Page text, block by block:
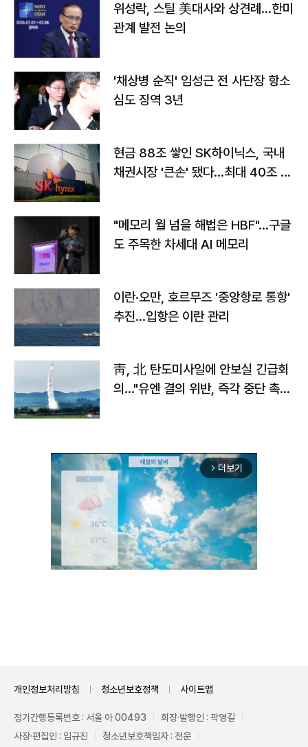
위성락, 스틸 美대사와 상견례…한미
관계 발전 논의
'채상병 순직' 임성근 전 사단장 항소
심도 징역 3년
현금 88조 쌓인 SK하이닉스, 국내
채권시장 '큰손' 됐다…최대 40조 투
"메모리 월 넘을 해법은 HBF"…구글
도 주목한 차세대 AI 메모리
이란·오만, 호르무즈 '중앙항로 통항'
추진…입항은 이란 관리
靑, 北 탄도미사일에 안보실 긴급회
의…"유엔 결의 위반, 즉각 중단 촉
arrow_forward_ios 더보기
개인정보처리방침 청소년보호정책 사이트맵
정기간행등록번호 : 서울 아 00493
회장·발행인 : 곽영길
사장·편집인 : 임규진
청소년보호책임자 : 전운